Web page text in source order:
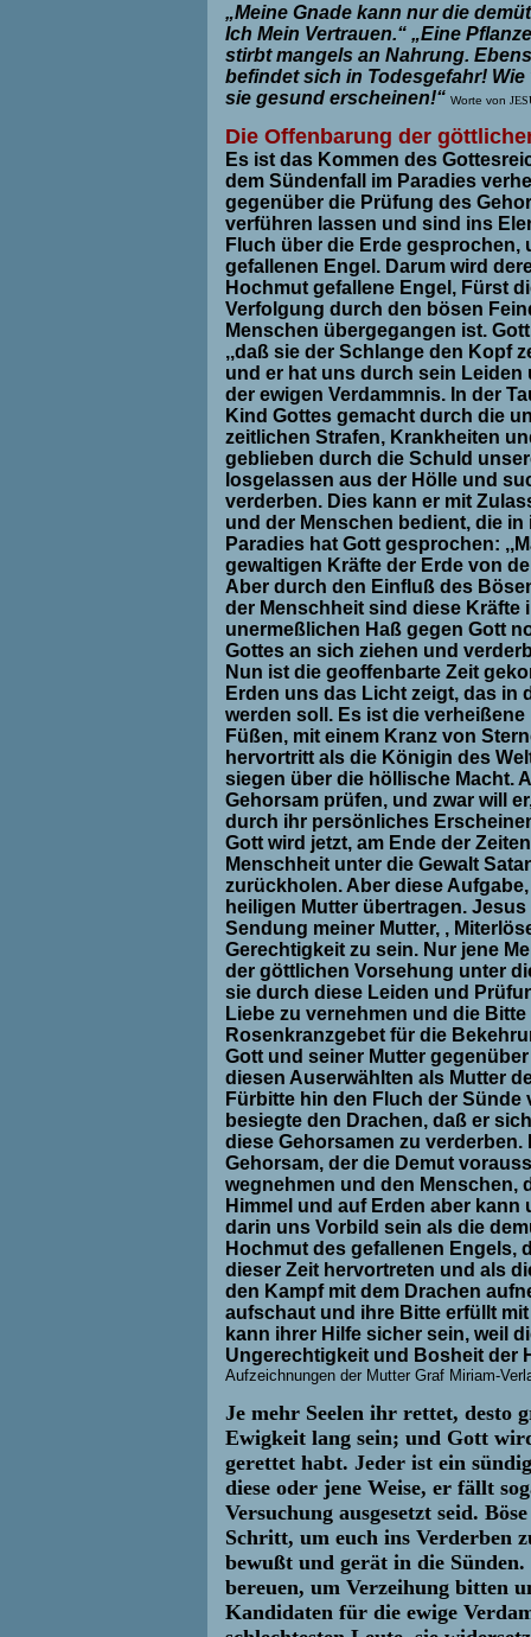
„Meine Gnade kann nur die
Ich Mein Vertrauen.“ „Eine
stirbt mangels an Nahrung.
befindet sich in Todesgefahr!
sie gesund erscheinen!“ Worte von
Die Offenbarung der
Es ist das Kommen des
dem Sündenfall im Paradies
gegenüber die Prüfung des
verführen lassen und sind ins
Fluch über die Erde
gefallenen Engel. Darum wird
Hochmut gefallene Engel, Fürst
Verfolgung durch den bösen
Menschen übergegangen ist.
,,daß sie der Schlange den Kopf
und er hat uns durch sein
der ewigen Verdammnis. In der
Kind Gottes gemacht durch die
zeitlichen Strafen, Krankheiten
geblieben durch die Schuld
losgelassen aus der Hölle und
verderben. Dies kann er mit
und der Menschen bedient, die
Paradies hat Gott gesprochen:
gewaltigen Kräfte der Erde von
Aber durch den Einfluß des
der Menschheit sind diese Kräfte
unermeßlichen Haß gegen Gott
Gottes an sich ziehen und
Nun ist die geoffenbarte Zeit
Erden uns das Licht zeigt, das
werden soll. Es ist die
Füßen, mit einem Kranz von
hervortritt als die Königin des
siegen über die höllische Macht.
Gehorsam prüfen, und zwar will
durch ihr persönliches
Gott wird jetzt, am Ende der
Menschheit unter die Gewalt
zurückholen. Aber diese
heiligen Mutter übertragen.
Sendung meiner Mutter, ,
Gerechtigkeit zu sein. Nur jene
der göttlichen Vorsehung unter
sie durch diese Leiden und
Liebe zu vernehmen und die
Rosenkranzgebet für die
Gott und seiner Mutter
diesen Auserwählten als Mutter
Fürbitte hin den Fluch der
besiegte den Drachen, daß er
diese Gehorsamen zu verderben.
Gehorsam, der die Demut
wegnehmen und den Menschen,
Himmel und auf Erden aber
darin uns Vorbild sein als die
Hochmut des gefallenen Engels,
dieser Zeit hervortreten und als
den Kampf mit dem Drachen
aufschaut und ihre Bitte erfüllt
kann ihrer Hilfe sicher sein, weil
Ungerechtigkeit und Bosheit der
Aufzeichnungen der Mutter Graf Miriam-
Je mehr Seelen ihr rettet, desto
Ewigkeit lang sein; und Gott
gerettet habt. Jeder ist ein
diese oder jene Weise, er fällt
Versuchung ausgesetzt seid.
Schritt, um euch ins Verderben
bewußt und gerät in die
bereuen, um Verzeihung bitten
Kandidaten für die ewige